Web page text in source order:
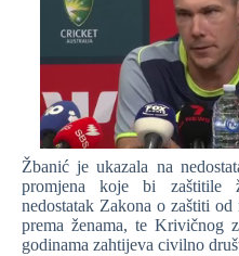
Žbanić je ukazala na
promjena koje bi zaštitile
nedostatak Zakona o zaštiti
prema ženama, te Krivičnog
godinama zahtijeva civilno